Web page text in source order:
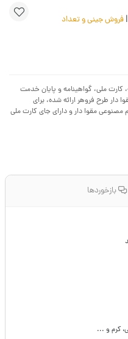
| فروش جینی و تعداد
کارت ملی، گواهینامه و پایان خدمت
طرح فروهر ارائه شده، برای
مقوا دار و دارای جای کارت ملی
بازخوردها
کرم و ...